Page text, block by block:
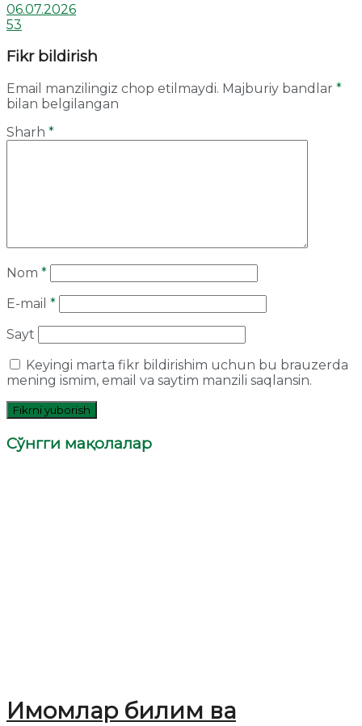
06.07.2026
53
Fikr bildirish
Email manzilingiz chop etilmaydi. Majburiy bandlar *
bilan belgilangan
Sharh *
Nom *
E-mail *
Sayt
Keyingi marta fikr bildirishim uchun bu brauzerda
mening ismim, email va saytim manzili saqlansin.
Сўнгги мақолалар
Имомлар билим ва